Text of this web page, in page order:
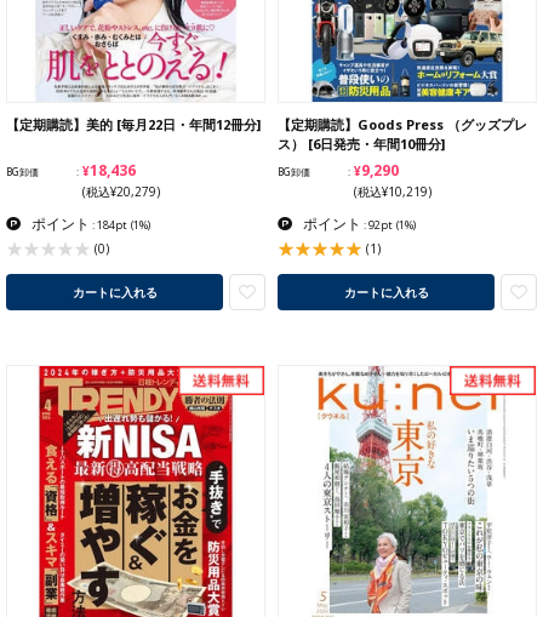
【定期購読】美的 [毎月22日・年間12冊分]
BG卸価 ¥18,436
(税込¥20,279)
ポイント : 184pt (1%)
(0)
カートに入れる
【定期購読】Goods Press （グッズプレ
ス） [6日発売・年間10冊分]
BG卸価 ¥9,290
(税込¥10,219)
ポイント : 92pt (1%)
(1)
カートに入れる